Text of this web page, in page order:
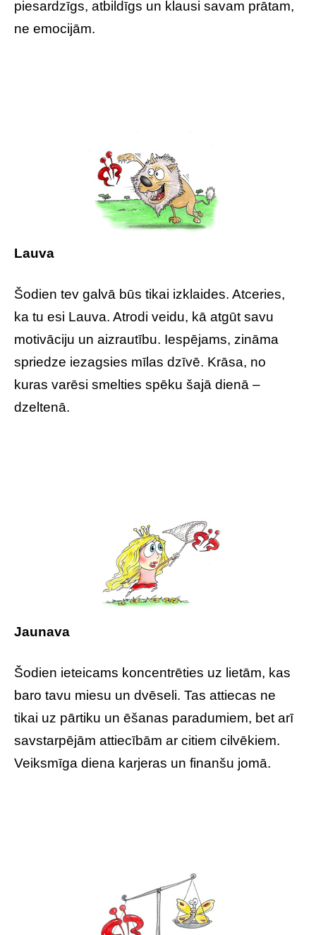
piesardzīgs, atbildīgs un klausi savam prātam,
ne emocijām.
Lauva
Šodien tev galvā būs tikai izklaides. Atceries,
ka tu esi Lauva. Atrodi veidu, kā atgūt savu
motivāciju un aizrautību. Iespējams, zināma
spriedze iezagsies mīlas dzīvē. Krāsa, no
kuras varēsi smelties spēku šajā dienā –
dzeltenā.
Jaunava
Šodien ieteicams koncentrēties uz lietām, kas
baro tavu miesu un dvēseli. Tas attiecas ne
tikai uz pārtiku un ēšanas paradumiem, bet arī
savstarpējām attiecībām ar citiem cilvēkiem.
Veiksmīga diena karjeras un finanšu jomā.